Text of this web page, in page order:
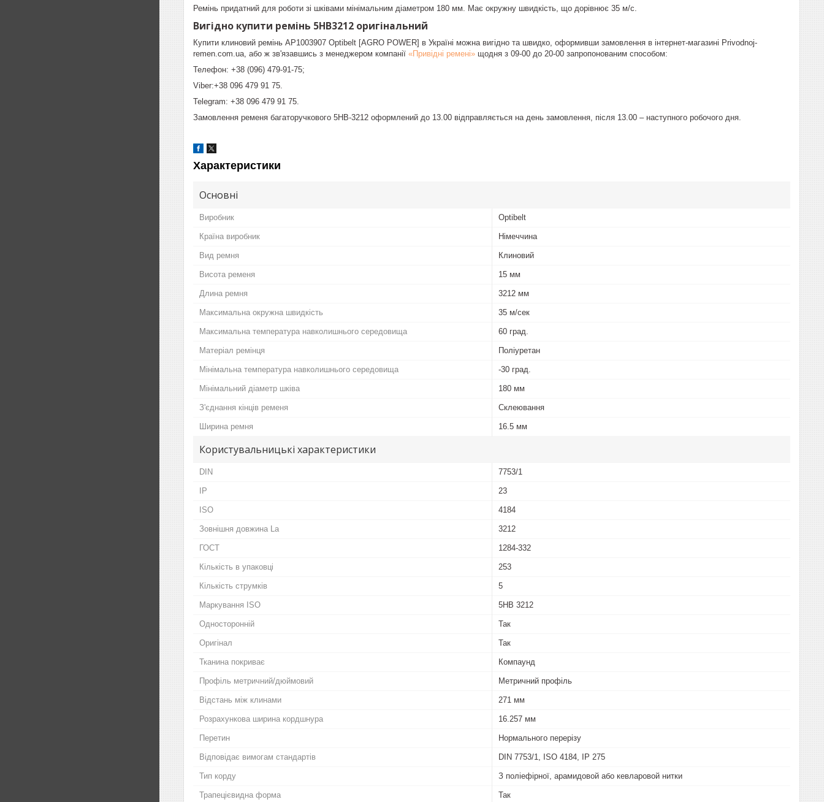
Ремінь придатний для роботи зі шківами мінімальним діаметром 180 мм. Має окружну швидкість, що дорівнює 35 м/с.
Вигідно купити ремінь 5HB3212 оригінальний
Купити клиновий ремінь AP1003907 Optibelt [AGRO POWER] в Україні можна вигідно та швидко, оформивши замовлення в інтернет-магазині Рrivodnoj-
remen.com.ua, або ж зв'язавшись з менеджером компанії «Привідні ремені» щодня з 09-00 до 20-00 запропонованим способом:
Телефон: +38 (096) 479-91-75;
Viber:+38 096 479 91 75.
Telegram: +38 096 479 91 75.
Замовлення ременя багаторучкового 5HB-3212 оформлений до 13.00 відправляється на день замовлення, після 13.00 – наступного робочого дня.
Характеристики
Основні
Виробник Optibelt
Країна виробник Німеччина
Вид ремня Клиновий
Висота ременя 15 мм
Длина ремня 3212 мм
Максимальна окружна швидкість 35 м/сек
Максимальна температура навколишнього середовища 60 град.
Матеріал ремінця Поліуретан
Мінімальна температура навколишнього середовища -30 град.
Мінімальний діаметр шківа 180 мм
З'єднання кінців ременя Склеювання
Ширина ремня 16.5 мм
Користувальницькі характеристики
DIN 7753/1
IP 23
ISO 4184
Зовнішня довжина La 3212
ГОСТ 1284-332
Кількість в упаковці 253
Кількість струмків 5
Маркування ISO 5HB 3212
Односторонній Так
Оригінал Так
Тканина покриває Компаунд
Профіль метричний/дюймовий Метричний профіль
Відстань між клинами 271 мм
Розрахункова ширина кордшнура 16.257 мм
Перетин Нормального перерізу
Відповідає вимогам стандартів DIN 7753/1, ISO 4184, IP 275
Тип корду З поліефірної, арамидовой або кевларовой нитки
Трапецієвидна форма Так